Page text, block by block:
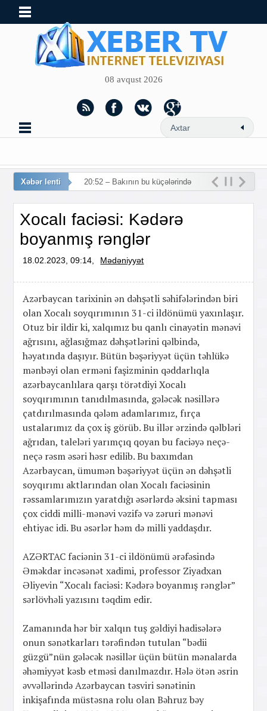
08 avqust 2026
Xəbər lenti 20:52 – Bakının bu küçələrində
Xocalı faciəsi: Kədərə
boyanmış rənglər
18.02.2023, 09:14, Mədəniyyət
Azərbaycan tarixinin ən dəhşətli səhifələrindən biri
olan Xocalı soyqırımının 31-ci ildönümü yaxınlaşır.
Otuz bir ildir ki, xalqımız bu qanlı cinayətin mənəvi
ağrısını, ağlasığmaz dəhşətlərini qəlbində,
həyatında daşıyır. Bütün bəşəriyyət üçün təhlükə
mənbəyi olan erməni faşizminin qəddarlıqla
azərbaycanlılara qarşı törətdiyi Xocalı
soyqırımının tanıdılmasında, gələcək nəsillərə
çatdırılmasında qələm adamlarımız, fırça
ustalarımız da çox iş görüb. Bu illər ərzində qəlbləri
ağrıdan, taleləri yarımçıq qoyan bu faciəyə neçə-
neçə rəsm əsəri həsr edilib. Bu baxımdan
Azərbaycan, ümumən bəşəriyyət üçün ən dəhşətli
soyqırımı aktlarından olan Xocalı faciəsinin
rəssamlarımızın yaratdığı əsərlərdə əksini tapması
çox ciddi milli-mənəvi vəzifə və zəruri mənəvi
ehtiyac idi. Bu əsərlər həm də milli yaddaşdır.
AZƏRTAC faciənin 31-ci ildönümü ərəfəsində
Əməkdar incəsənət xadimi, professor Ziyadxan
Əliyevin “Xocalı faciəsi: Kədərə boyanmış rənglər”
sərlövhəli yazısını təqdim edir.
Zamanında hər bir xalqın tuş gəldiyi hadisələrə
onun sənətkarları tərəfindən tutulan “bədii
güzgü”nün gələcək nəsillər üçün bütün mənalarda
əhəmiyyət kəsb etməsi danılmazdır. Hələ ötən əsrin
əvvəllərində Azərbaycan təsviri sənətinin
inkişafında müstəsna rolu olan Bəhruz bəy